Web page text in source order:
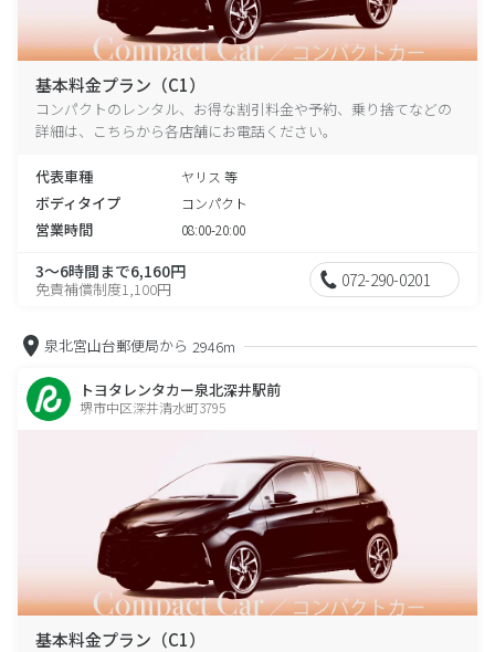
基本料金プラン（C1）
コンパクトのレンタル、お得な割引料金や予約、乗り捨てなどの
詳細は、こちらから各店舗にお電話ください。
代表車種 ヤリス 等
ボディタイプ コンパクト
営業時間 08:00-20:00
3～6時間まで6,160円
免責補償制度1,100円 072-290-0201
泉北宮山台郵便局から 2946m
トヨタレンタカー泉北深井駅前
堺市中区深井清水町3795
基本料金プラン（C1）